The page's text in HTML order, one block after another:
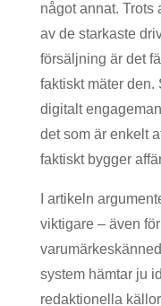
något annat. Trots
av de starkaste
försäljning är det
faktiskt mäter den.
digitalt
det som är enkelt
faktiskt bygger
I artikeln
viktigare – även
system hämtar ju
redaktionella